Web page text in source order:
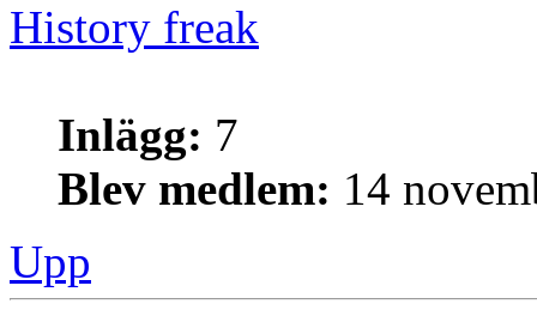
History freak
Inlägg: 7
Blev medlem: 14
Upp